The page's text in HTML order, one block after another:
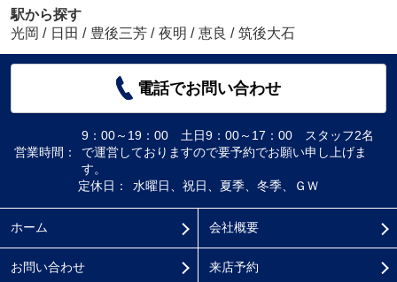
駅から探す
光岡 / 日田 / 豊後三芳 / 夜明 / 恵良 / 筑後大石
電話でお問い合わせ
営業時間：
9：00～19：00 土日9：00～17：00 スタッフ2名
で運営しておりますので要予約でお願い申し上げま
す。
定休日：
水曜日、祝日、夏季、冬季、ＧＷ
ホーム 会社概要
お問い合わせ 来店予約